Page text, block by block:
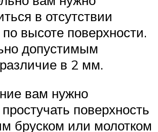
в отсутствии
высоте поверхности.
допустимым
в 2 мм.
вам нужно
поверхность
бруском или молотком